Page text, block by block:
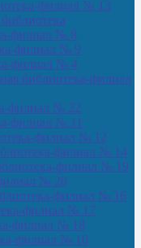
филиал № 13
филиал № 8
филиал № 9
филиал № 4
библиотека-филиал
филиал № 22
филиал № 11
филиал № 12
филиал № 14
филиал № 19
№ 20
филиал № 16
филиал № 17
филиал № 18
филиал № 10